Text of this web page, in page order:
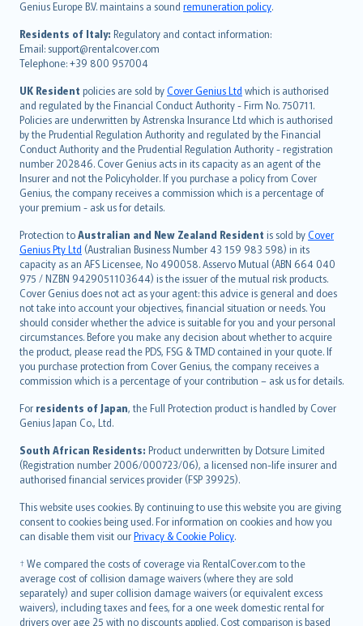
Genius Europe B.V. maintains a sound remuneration policy.
Residents of Italy: Regulatory and contact information:
Email: support@rentalcover.com
Telephone: +39 800 957004
UK Resident policies are sold byCover Genius Ltd which is authorised
and regulated by the Financial Conduct Authority - Firm No. 750711.
Policies are underwritten by Astrenska Insurance Ltd which is authorised
by the Prudential Regulation Authority and regulated by the Financial
Conduct Authority and the Prudential Regulation Authority - registration
number 202846. Cover Genius acts in its capacity as an agent of the
Insurer and not the Policyholder. If you purchase a policy from Cover
Genius, the company receives a commission which is a percentage of
your premium - ask us for details.
Protection toAustralian and New Zealand Resident is sold byCover
Genius Pty Ltd (Australian Business Number 43 159 983 598) in its
capacity as an AFS Licensee, No 490058. Asservo Mutual (ABN 664 040
975 / NZBN 9429051103644) is the issuer of the mutual risk products.
Cover Genius does not act as your agent: this advice is general and does
not take into account your objectives, financial situation or needs. You
should consider whether the advice is suitable for you and your personal
circumstances. Before you make any decision about whether to acquire
the product, please read the PDS, FSG & TMD contained in your quote. If
you purchase protection from Cover Genius, the company receives a
commission which is a percentage of your contribution – ask us for details.
For residents of Japan, the Full Protection product is handled by Cover
Genius Japan Co., Ltd.
South African Residents: Product underwritten by Dotsure Limited
(Registration number 2006/000723/06), a licensed non-life insurer and
authorised financial services provider (FSP 39925).
This website uses cookies. By continuing to use this website you are giving
consent to cookies being used. For information on cookies and how you
can disable them visit ourPrivacy & Cookie Policy.
† We compared the costs of coverage via RentalCover.com to the
average cost of collision damage waivers (where they are sold
separately) and super collision damage waivers (or equivalent excess
waivers), including taxes and fees, for a one week domestic rental for
drivers over age 25 with no discounts applied. Cost comparison is based
polski
עברית
Português
svenska
日本語
한국어
dansk
norsk
suomi
العربيّة
Türkçe
česky
Русский
ภาษาไทย
български
català
Hrvatski
eesti
Ελληνικά
Magyar
Íslenska
Bahasa Indonesia
latviešu
Lietuviškai
Bahasa Melayu
Română
српски
Slovensky
Slovenščina
Українська
Tiếng Việt